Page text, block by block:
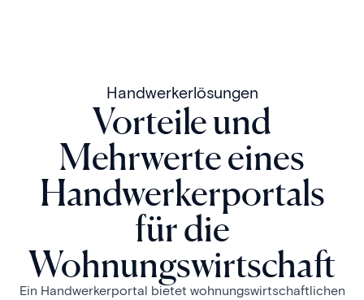
Handwerkerlösungen
Vorteile und
Mehrwerte eines
Handwerkerportals
für die
Wohnungswirtschaft
Ein Handwerkerportal bietet wohnungswirtschaftlichen